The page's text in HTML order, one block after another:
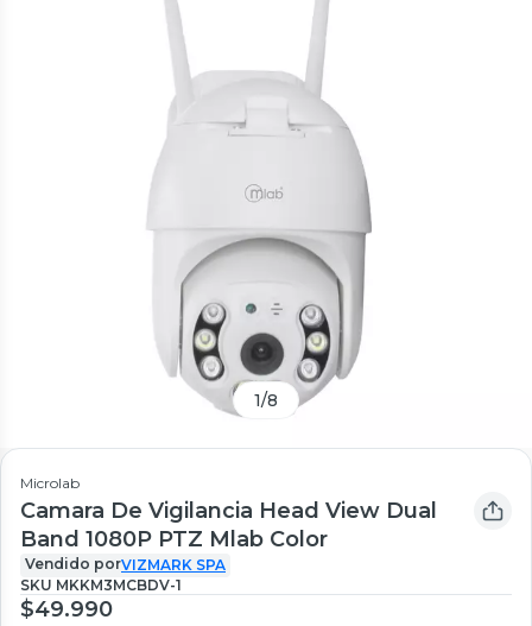
1/8
Microlab
Camara De Vigilancia Head View Dual
Band 1080P PTZ Mlab Color
Vendido porVIZMARK SPA
SKU MKKM3MCBDV-1
$49.990